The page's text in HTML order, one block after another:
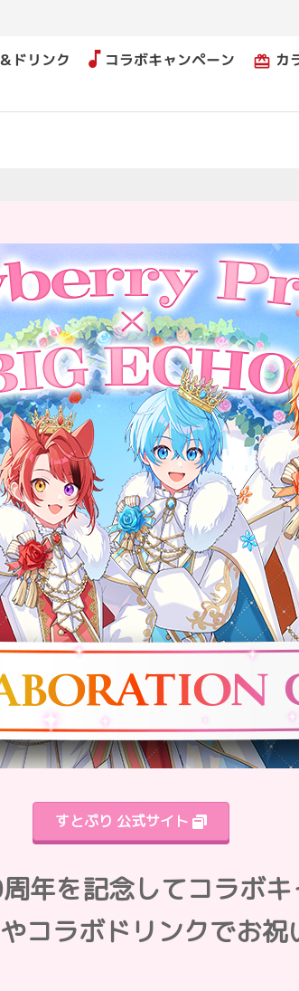
ドリンク コラボキャンペーン card_giftcard カ
すとぷり 公式サイト
年を記念してコラボ
コラボドリンクでお祝